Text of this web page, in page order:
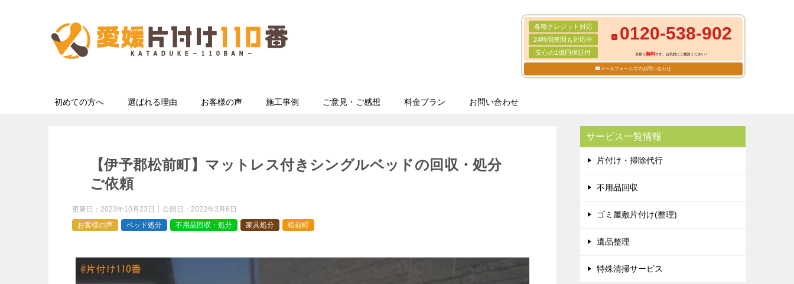
各種クレジット対応
24時間夜間も対応中
安心の1億円保証付
0120-538-902
見積り無料です。お気軽にご相談ください！
メールフォームでのお問い合わせ
初めての方へ 選ばれる理由 お客様の声 施工事例 ご意見・ご感想 料金プラン お問い合わせ
【伊予郡松前町】マットレス付きシングルベッドの回収・処分
ご依頼
更新日： 2023年10月23日 公開日： 2022年3月6日
お客様の声
ベッド処分 不用品回収・処分 家具処分 松前町
サービス一覧情報
片付け・掃除代行
不用品回収
ゴミ屋敷片付け(整理)
遺品整理
特殊清掃サービス